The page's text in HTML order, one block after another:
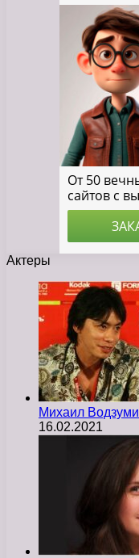
Актеры
Михаил Водзуми
16.02.2021